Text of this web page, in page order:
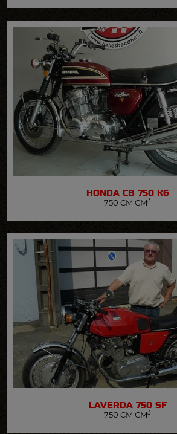
HONDA CB 750 K6
750 CM CM3
VOIR LA FICHE
LAVERDA 750 SF
750 CM CM3
VOIR LA FICHE